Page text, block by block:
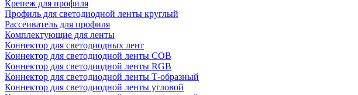
Крепеж для профиля
Профиль для светодиодной ленты круглый
Рассеиватель для профиля
Комплектующие для ленты
Коннектор для светодиодных лент
Коннектор для светодиодной ленты COB
Коннектор для светодиодной ленты RGB
Коннектор для светодиодной ленты Т-образный
Коннектор для светодиодной ленты угловой